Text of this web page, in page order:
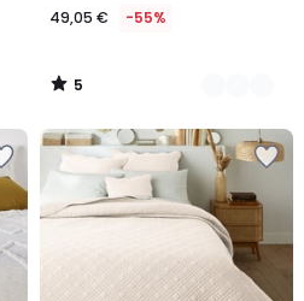
49,05 € -55%
5
/